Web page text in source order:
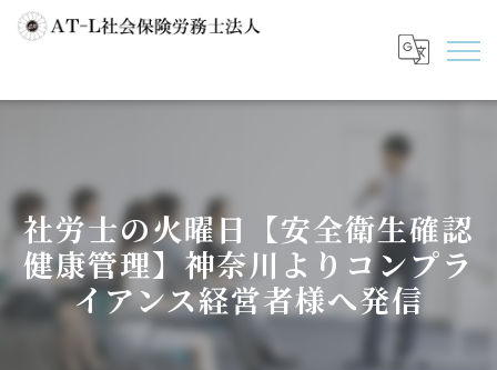
社労士の火曜日【安全衛生確認
健康管理】神奈川よりコンプラ
イアンス経営者様へ発信